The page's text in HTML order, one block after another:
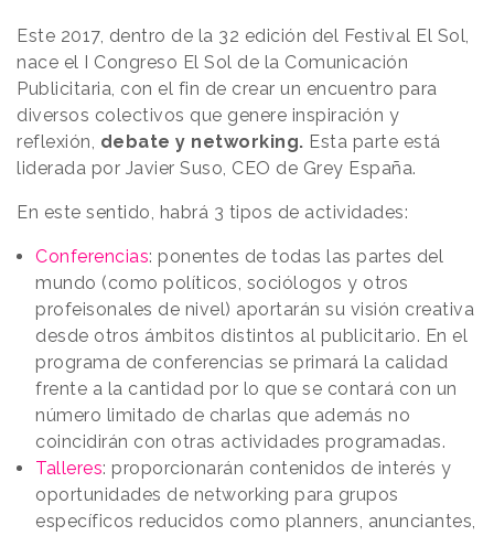
Este 2017, dentro de la 32 edición del Festival El Sol,
nace el I Congreso El Sol de la Comunicación
Publicitaria, con el fin de crear un encuentro para
diversos colectivos que genere inspiración y
reflexión, debate y networking. Esta parte está
liderada por Javier Suso, CEO de Grey España.
En este sentido, habrá 3 tipos de actividades:
Conferencias: ponentes de todas las partes del
mundo (como políticos, sociólogos y otros
profeisonales de nivel) aportarán su visión creativa
desde otros ámbitos distintos al publicitario. En el
programa de conferencias se primará la calidad
frente a la cantidad por lo que se contará con un
número limitado de charlas que además no
coincidirán con otras actividades programadas.
Talleres: proporcionarán contenidos de interés y
oportunidades de networking para grupos
específicos reducidos como planners, anunciantes,